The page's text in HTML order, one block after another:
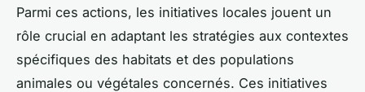
Parmi ces actions, les initiatives locales jouent un
rôle crucial en adaptant les stratégies aux contextes
spécifiques des habitats et des populations
animales ou végétales concernés. Ces initiatives